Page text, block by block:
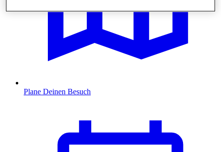
Plane Deinen Besuch